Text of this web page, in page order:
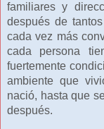
familiares y
después de
cada vez más
cada persona
fuertemente
ambiente que
nació, hasta que
después.